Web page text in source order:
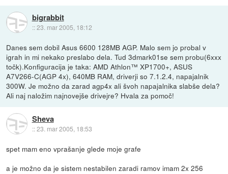
bigrabbit
::23. mar 2005, 18:12
Danes sem dobil Asus 6600 128MB AGP. Malo sem jo probal v
igrah in mi nekako preslabo dela. Tud 3dmark01se sem probu(6xxx
točk).Konfiguracija je taka: AMD Athlon™ XP1700+, ASUS
A7V266-C(AGP 4x), 640MB RAM, driverji so 7.1.2.4, napajalnik
300W. Je možno da zarad agp4x ali švoh napajalnika slabše dela?
Ali naj naložim najnovejše drivejre? Hvala za pomoč!
Sheva
::23. mar 2005, 18:53
spet mam eno vprašanje glede moje grafe
a je možno da je sistem nestabilen zaradi ramov imam 2x 256